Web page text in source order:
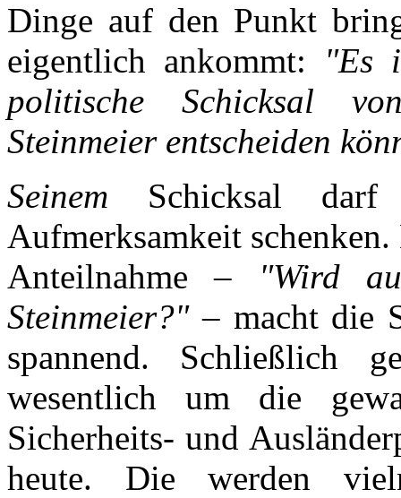
Dinge auf den Punkt
eigentlich ankommt:
"Es
politische Schicksal
Steinmeier entscheiden
Seinem Schicksal
Aufmerksamkeit schenken.
Anteilnahme –
"Wird
Steinmeier?"– macht die
spannend. Schließlich
wesentlich um die
Sicherheits- und
heute. Die werden